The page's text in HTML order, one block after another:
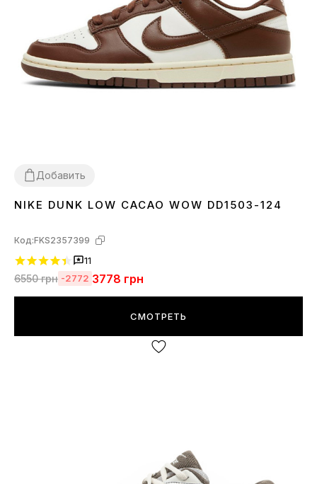
Добавить
3637 383940 4142 43 4445
NIKE DUNK LOW CACAO WOW DD1503-124
Код:FKS2357399
11
6550грн -2772 3778 грн
СМОТРЕТЬ